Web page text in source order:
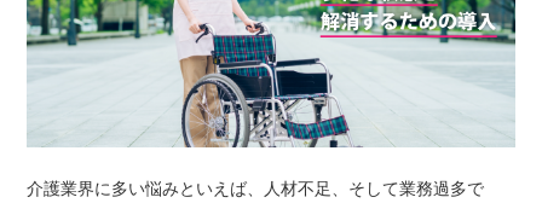
介護業界に多い悩みといえば、人材不足、そして業務過多で